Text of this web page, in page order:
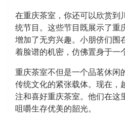
在重庆茶室，你还可以欣赏到
统节目。这些节目既展示了重
增加了无穷兴趣。小朋侪们围
着脸谱的机密，仿佛置身于一
重庆茶室不但是一个品茗休闲
传统文化的紧张载体。现在，
注和喜好重庆茶室。他们在这
咀嚼生存优美的韶光。